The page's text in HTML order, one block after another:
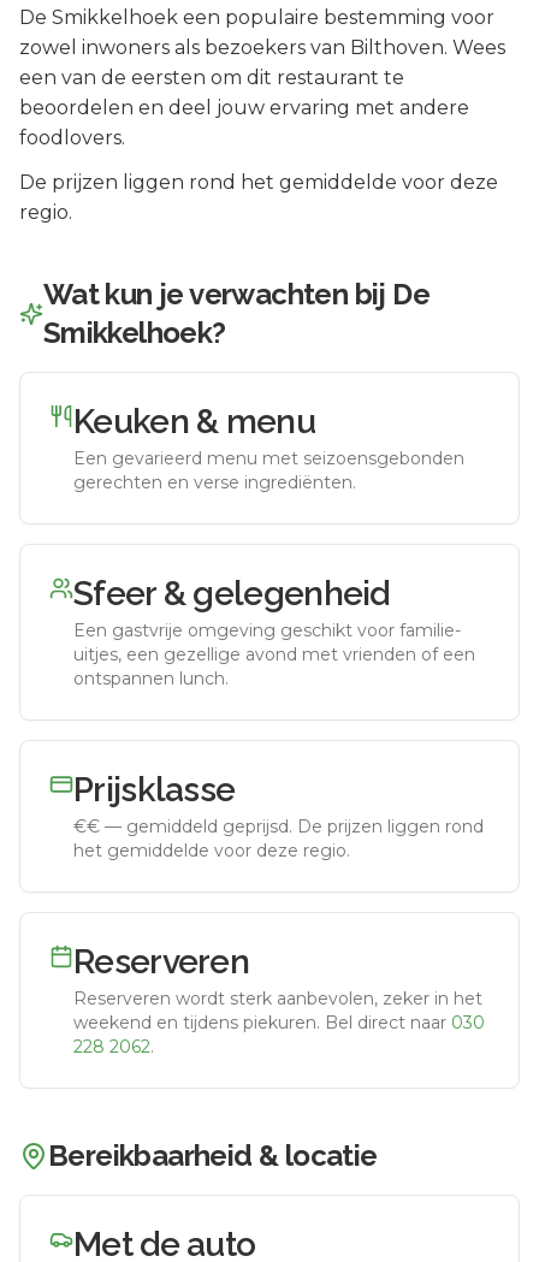
De Smikkelhoek een populaire bestemming voor
zowel inwoners als bezoekers van Bilthoven. Wees
een van de eersten om dit restaurant te
beoordelen en deel jouw ervaring met andere
foodlovers.
De prijzen liggen rond het gemiddelde voor deze
regio.
Wat kun je verwachten bij De
Smikkelhoek?
Keuken & menu
Een gevarieerd menu met seizoensgebonden
gerechten en verse ingrediënten.
Sfeer & gelegenheid
Een gastvrije omgeving geschikt voor familie-
uitjes, een gezellige avond met vrienden of een
ontspannen lunch.
Prijsklasse
€€ — gemiddeld geprijsd. De prijzen liggen rond
het gemiddelde voor deze regio.
Reserveren
Reserveren wordt sterk aanbevolen, zeker in het
weekend en tijdens piekuren. Bel direct naar 030
228 2062.
Bereikbaarheid & locatie
Met de auto